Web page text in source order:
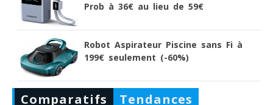
Prob à 36€ au lieu de 59€
Robot Aspirateur Piscine sans Fi à
199€ seulement (-60%)
Comparatifs Tendances